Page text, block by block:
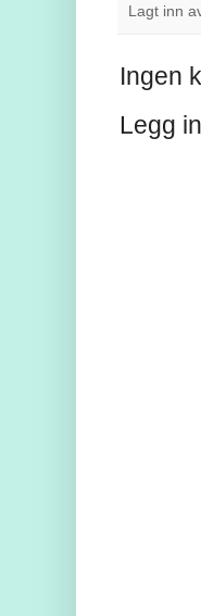
Lagt inn
Ingen
Legg